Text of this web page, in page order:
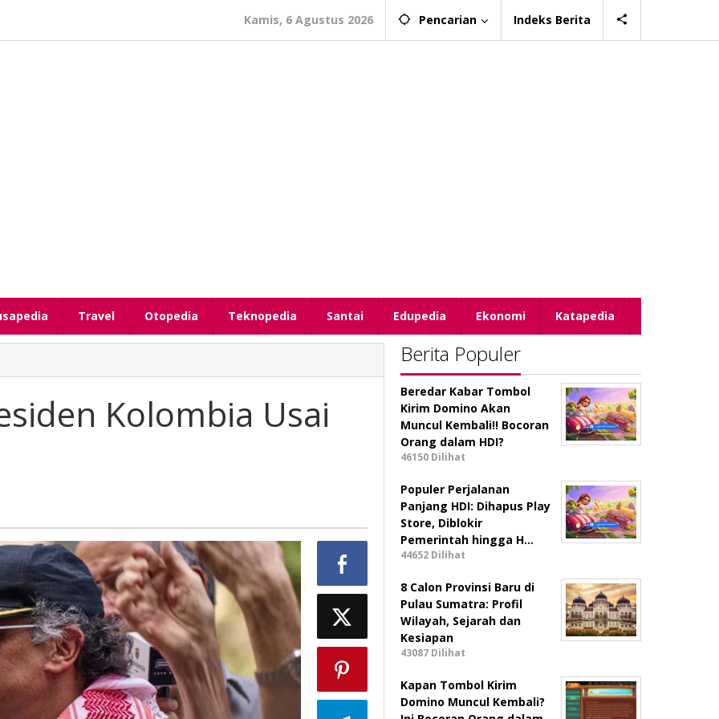
Kamis, 6 Agustus 2026 Pencarian Indeks Berita
Travel Otopedia Teknopedia Santai Edupedia Ekonomi Katapedia
Kolombia Usai
Berita Populer
Beredar Kabar Tombol
Kirim Domino Akan
Muncul Kembali!! Bocoran
Orang dalam HDI?
46150 Dilihat
Populer Perjalanan
Panjang HDI: Dihapus Play
Store, Diblokir
Pemerintah hingga H…
44652 Dilihat
8 Calon Provinsi Baru di
Pulau Sumatra: Profil
Wilayah, Sejarah dan
Kesiapan
43087 Dilihat
Kapan Tombol Kirim
Domino Muncul Kembali?